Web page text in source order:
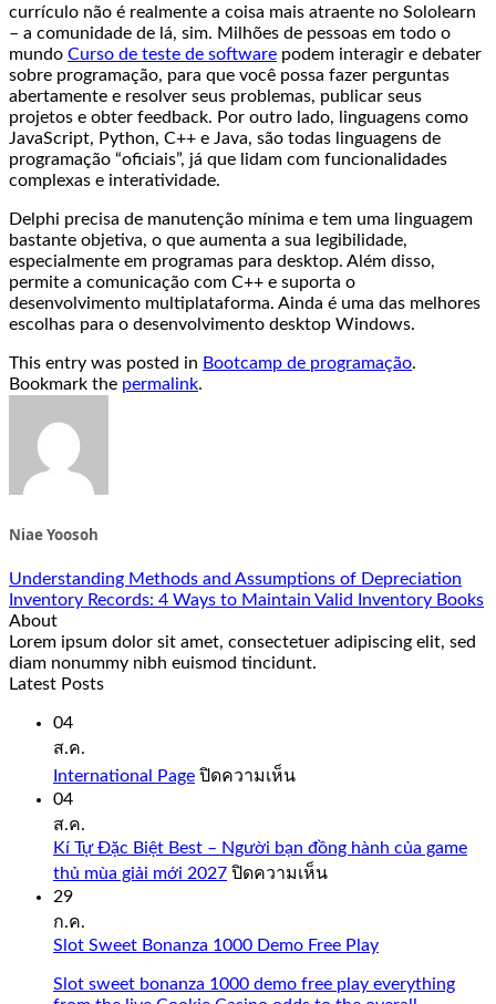
currículo não é realmente a coisa mais atraente no Sololearn
– a comunidade de lá, sim. Milhões de pessoas em todo o
mundo Curso de teste de software podem interagir e debater
sobre programação, para que você possa fazer perguntas
abertamente e resolver seus problemas, publicar seus
projetos e obter feedback. Por outro lado, linguagens como
JavaScript, Python, C++ e Java, são todas linguagens de
programação “oficiais”, já que lidam com funcionalidades
complexas e interatividade.
Delphi precisa de manutenção mínima e tem uma linguagem
bastante objetiva, o que aumenta a sua legibilidade,
especialmente em programas para desktop. Além disso,
permite a comunicação com C++ e suporta o
desenvolvimento multiplataforma. Ainda é uma das melhores
escolhas para o desenvolvimento desktop Windows.
This entry was posted in Bootcamp de programação.
Bookmark the permalink.
Niae Yoosoh
Understanding Methods and Assumptions of Depreciation
Inventory Records: 4 Ways to Maintain Valid Inventory Books
About
Lorem ipsum dolor sit amet, consectetuer adipiscing elit, sed
diam nonummy nibh euismod tincidunt.
Latest Posts
04
ส.ค.
International Page ปิดความเห็นบน
04
ส.ค.
Kí Tự Đặc Biệt Best – Người bạn đồng hành của game
thủ mùa giải mới 2027 ปิดความเห็นบน
Đặc
Biệt
Best
29
ก.ค.
Slot Sweet Bonanza 1000 Demo Free Play
Slot sweet bonanza 1000 demo free play everything